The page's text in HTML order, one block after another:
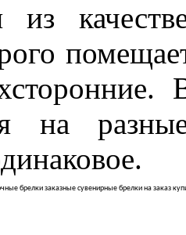
из
на
брелки заказные сувенирные брелки на заказ